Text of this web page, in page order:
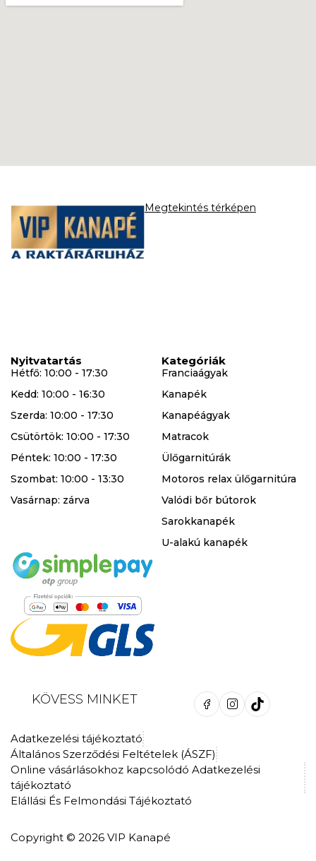
Megtekintés térképen
Nyitvatartás
Hétfő: 10:00 - 17:30
Kedd: 10:00 - 16:30
Szerda: 10:00 - 17:30
Csütörtök: 10:00 - 17:30
Péntek: 10:00 - 17:30
Szombat: 10:00 - 13:30
Vasárnap: zárva
Kategóriák
Franciaágyak
Kanapék
Kanapéágyak
Matracok
Ülőgarnitúrák
Motoros relax ülőgarnitúra
Valódi bőr bútorok
Sarokkanapék
U-alakú kanapék
KÖVESS MINKET
Adatkezelési tájékoztató
Általános Szerződési Feltételek (ÁSZF)
Online vásárlásokhoz kapcsolódó Adatkezelési
tájékoztató
Elállási És Felmondási Tájékoztató
Copyright © 2026 VIP Kanapé